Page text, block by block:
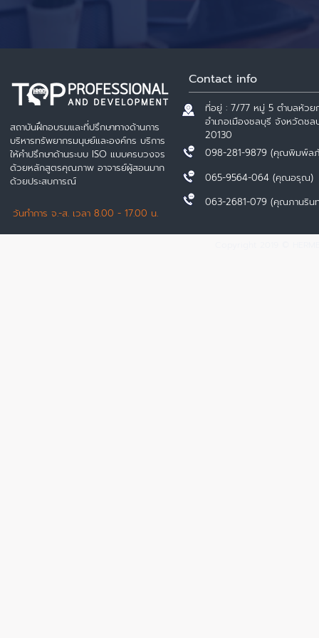
สถาบันฝึกอบรมและที่ปรึกษาทางด้านการ
บริหารทรัพยากรมนุษย์และองค์กร บริการ
ให้คำปรึกษาด้านระบบ ISO แบบครบวงจร
ด้วยหลักสูตรคุณภาพ อาจารย์ผู้สอนมาก
ด้วยประสบการณ์
วันทำการ จ.-ส. เวลา 8.00 - 17.00 น.
Contact info
ที่อยู่ : 7/77 หมู่ 5 ตำบลห้วย
อำเภอเมืองชลบุรี จังหวัดชล
20130
098-281-9879 (คุณพิมพ์ล
065-9564-064 (คุณอรุณ)
063-2681-079 (คุณภานริน